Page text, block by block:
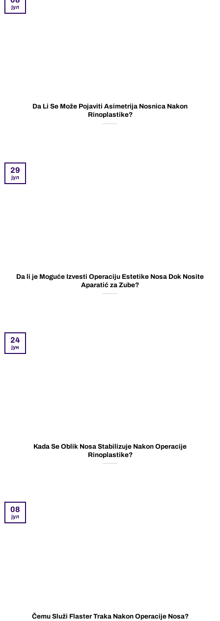
Da Li Se Može Pojaviti Asimetrija Nosnica Nakon
Rinoplastike?
јул
Da li je Moguće Izvesti Operaciju Estetike Nosa Dok Nosite
Aparatić za Zube?
29
јул
Kada Se Oblik Nosa Stabilizuje Nakon Operacije
Rinoplastike?
24
јун
Čemu Služi Flaster Traka Nakon Operacije Nosa?
08
јул